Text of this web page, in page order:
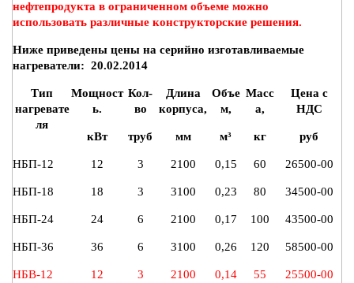
нефтепродукта в ограниченном объеме можно
использовать различные конструкторские решения.
Ниже приведены цены на серийно изготавливаемые
нагреватели: 20.02.2014
Тип
нагревате
ля
Мощност
ь.
кВт
Кол-
во
труб
Длина
корпуса,
мм
Объе
м,
м³
Масс
а,
кг
Цена с
НДС
руб
НБП-12 12 3 2100 0,15 60 26500-00
НБП-18 18 3 3100 0,23 80 34500-00
НБП-24 24 6 2100 0,17 100 43500-00
НБП-36 36 6 3100 0,26 120 58500-00
НБВ-12 12 3 2100 0,14 55 25500-00